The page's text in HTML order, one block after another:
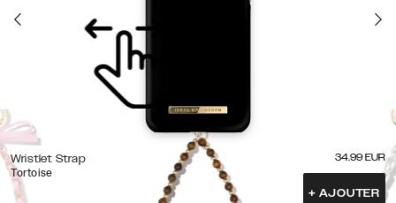
Wristlet Strap
Tortoise
34.99 EUR
+ AJOUTER